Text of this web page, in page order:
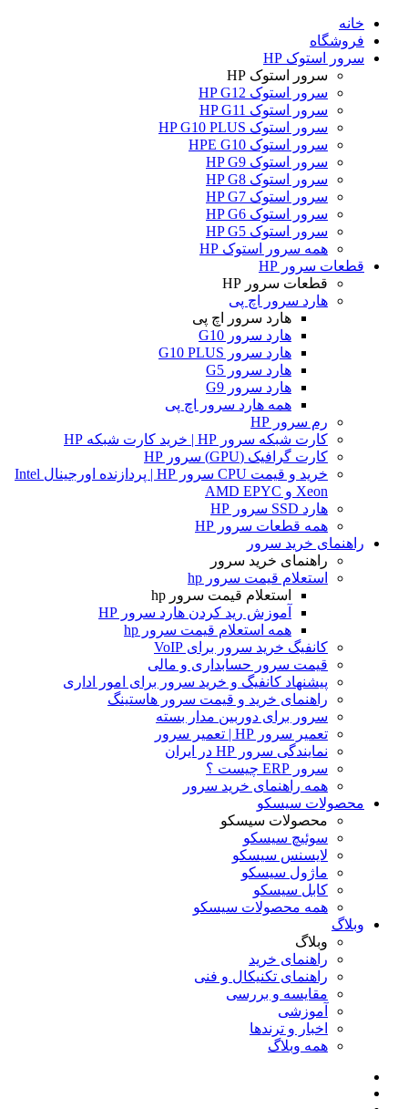
خانه
فروشگاه
سرور استوک HP
سرور استوک HP
سرور استوک HP G12
سرور استوک HP G11
سرور استوک HP G10 PLUS
سرور استوک HPE G10
سرور استوک HP G9
سرور استوک HP G8
سرور استوک HP G7
سرور استوک HP G6
سرور استوک HP G5
همه سرور استوک HP
قطعات سرور HP
قطعات سرور HP
هارد سرور اچ پی
هارد سرور اچ پی
هارد سرور G10
هارد سرور G10 PLUS
هارد سرور G5
هارد سرور G9
همه هارد سرور اچ پی
رم سرور HP
کارت شبکه سرور HP | خرید کارت شبکه HP
کارت گرافیک (GPU) سرور HP
خرید و قیمت CPU سرور HP | پردازنده اورجینال Intel
Xeon و AMD EPYC
هارد SSD سرور HP
همه قطعات سرور HP
راهنمای خرید سرور
راهنمای خرید سرور
استعلام قیمت سرور hp
استعلام قیمت سرور hp
آموزش ريد كردن هارد سرور HP
همه استعلام قیمت سرور hp
کانفیگ خرید سرور برای VoIP
قیمت سرور حسابداری و مالی
پیشنهاد کانفیگ و خرید سرور برای امور اداری
راهنمای خرید و قیمت سرور هاستینگ
سرور برای دوربین مدار بسته
تعمیر سرور HP | تعمیر سرور
نمایندگی سرور HP در ایران
سرور ERP چیست ؟
همه راهنمای خرید سرور
محصولات سیسکو
محصولات سیسکو
سوئیچ سیسکو
لایسنس سیسکو
ماژول سیسکو
کابل سیسکو
همه محصولات سیسکو
وبلاگ
وبلاگ
راهنمای خرید
راهنمای تکنیکال و فنی
مقایسه و بررسی
آموزشی
اخبار و ترندها
همه وبلاگ